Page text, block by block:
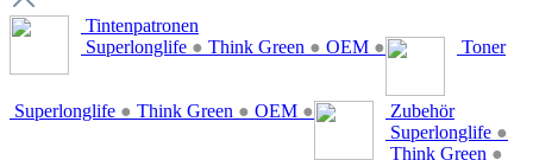
Tintenpatronen
Superlonglife ● Think Green ● OEM ● Toner
Superlonglife ● Think Green ● OEM ●
Zubehör
Superlonglife ●
Think Green ●